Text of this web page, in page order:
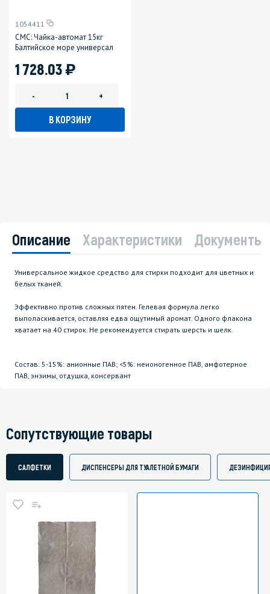
1054411
СМС: Чайка-автомат 15кг
Балтийское море универсал
1 728.03)
- +
В КОРЗИНУ
Описание Характеристики Документы
Универсальное жидкое средство для стирки подходит для цветных и
белых тканей.
Эффективно против сложных пятен. Гелевая формула легко
выполаскивается, оставляя едва ощутимый аромат. Одного флакона
хватает на 40 стирок. Не рекомендуется стирать шерсть и шелк.
Состав: 5-15%: анионные ПАВ; <5%: неионогенное ПАВ, амфотерное
ПАВ, энзимы, отдушка, консервант
Сопутствующие товары
САЛФЕТКИ ДИСПЕНСЕРЫ ДЛЯ ТУАЛЕТНОЙ БУМАГИ